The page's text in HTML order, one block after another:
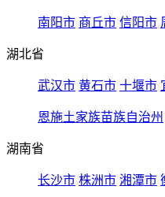
南阳市 商丘市 信阳市
湖北省
武汉市 黄石市 十堰市
恩施土家族苗族自治州
湖南省
长沙市 株洲市 湘潭市